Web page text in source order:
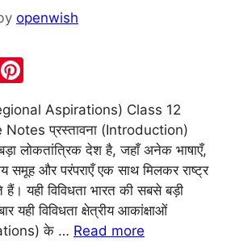
openwish
el
nt
er
e
st
Aspirations) Class 12
प्रस्तावना (Introduction)
लोकतांत्रिक देश है, जहाँ अनेक भाषाएँ,
समूह और परंपराएँ एक साथ मिलकर राष्ट्र
हैं। यही विविधता भारत की सबसे बड़ी
यही विविधता क्षेत्रीय आकांक्षाओं
के … Read more